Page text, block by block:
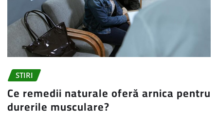
STIRI
Ce remedii naturale oferă arnica pentru
durerile musculare?